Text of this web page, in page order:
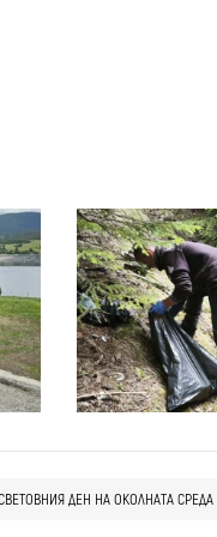
ДЕН НА ОКОЛНАТА СРЕДА